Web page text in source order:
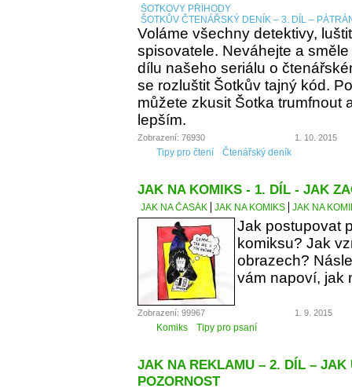
ŠOTKOVY PŘÍHODY
ŠOTKŮV ČTENÁŘSKÝ DENÍK – 3. DÍL –
Voláme všechny detektivy,
spisovatele. Neváhejte a
dílu našeho seriálu o
se rozluštit Šotkův tajný kód.
můžete zkusit Šotka trumfnout
lepším.
Zobrazení: 76930 1. 10. 2015
Tipy pro čtení Čtenářský deník
JAK NA KOMIKS - 1. DÍL - JAK
JAK NA ČASÁK JAK NA KOMIKS JAK NA
Jak postupovat
komiksu? Jak
obrazech?
vám napoví, jak
Zobrazení: 99967 1. 9. 2015
Komiks Tipy pro psaní
JAK NA REKLAMU – 2. DÍL – JAK
POZORNOST